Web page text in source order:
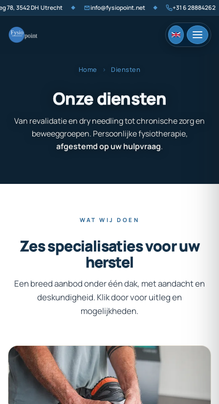
DH Utrecht ◆ info@fysiopoint.net ◆ +31 6 28884262 ◆
Home › Diensten
Onze diensten
Van revalidatie en dry needling tot chronische zorg en
beweeggroepen. Persoonlijke fysiotherapie,
afgestemd op uw hulpvraag.
WAT WIJ DOEN
Zesspecialisatiesvooruw
herstel
Een breed aanbod onder één dak, met aandacht en
deskundigheid. Klik door voor uitleg en
mogelijkheden.